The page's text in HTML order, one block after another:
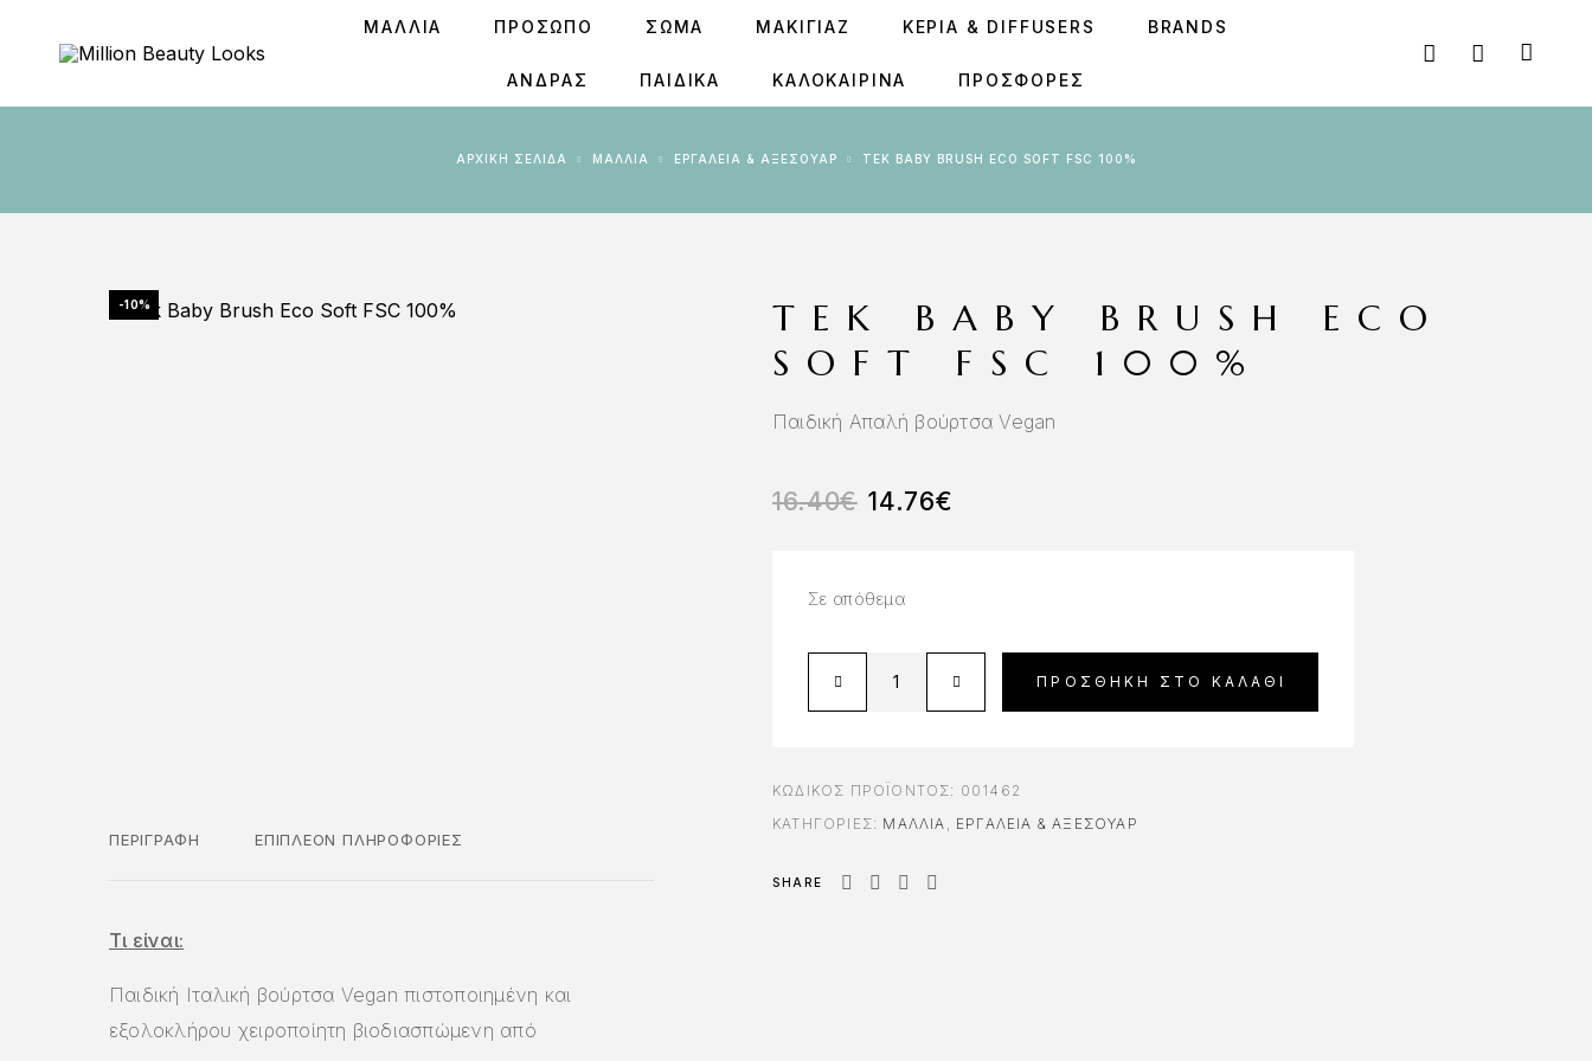
ΜΑΛΛΙΑ ΠΡΟΣΩΠΟ ΣΩΜΑ ΜΑΚΙΓΙΑΖ ΚΕΡΙΆ & DIFFUSERS BRANDS
ΆΝΔΡΑΣ ΠΑΙΔΙΚΑ ΚΑΛΟΚΑΙΡΙΝΑ ΠΡΟΣΦΟΡΕΣ
ΑΡΧΙΚΉ ΣΕΛΊΔΑ ΜΑΛΛΙΑ ΕΡΓΑΛΕΊΑ & AΞΕΣΟΥΆΡ TEK BABY BRUSH ECO SOFT FSC 100%
-10%
ΠΕΡΙΓΡΑΦΉ ΕΠΙΠΛΈΟΝ ΠΛΗΡΟΦΟΡΊΕΣ
Τι είναι:
Παιδική Ιταλική βούρτσα Vegan πιστοποιημένη και
εξολοκλήρου χειροποίητη βιοδιασπώμενη από
TEK BABY BRUSH ECO
SOFT FSC 100%
Παιδική Απαλή βούρτσα Vegan
16.40€ 14.76€
Σε απόθεμα
ΠΡΟΣΘΉΚΗ ΣΤΟ ΚΑΛΆΘΙ
ΚΩΔΙΚΌΣ ΠΡΟΪΌΝΤΟΣ: 001462
ΚΑΤΗΓΟΡΊΕΣ: ΜΑΛΛΙΑ , ΕΡΓΑΛΕΊΑ & AΞΕΣΟΥΆΡ
SHARE